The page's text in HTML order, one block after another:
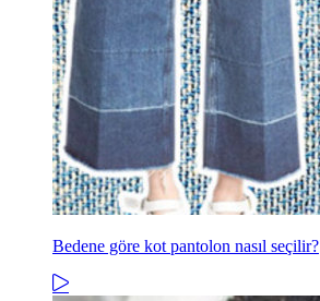
Bedene göre kot pantolon nasıl seçilir?